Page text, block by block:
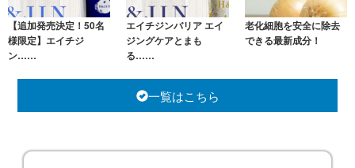
【追加発売決定！50名
様限定】エイチジ
ン……
エイチジンバリア エイ
ジングケアとまも
る……
老化細胞を安全に除去
できる最新成分！
一覧はこちら